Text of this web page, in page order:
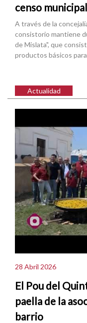
censo municipal
A través de la
consistorio mantiene
de Mislata", que
productos básicos
Actualidad
28 Abril 2026
El Pou del
paella de la
barrio